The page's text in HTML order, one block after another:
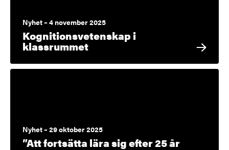
Nyhet – 4 november 2025
Kognitionsvetenskap i
klassrummet
Nyhet – 29 oktober 2025
”Att fortsätta lära sig efter 25 år